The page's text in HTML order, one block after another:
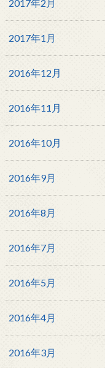
2017年2月
2017年1月
2016年12月
2016年11月
2016年10月
2016年9月
2016年8月
2016年7月
2016年5月
2016年4月
2016年3月